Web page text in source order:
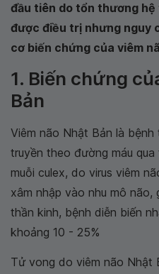
đầu tiên do tổn thương
được điều trị nhưng nguy
cơ biến chứng của viêm
1. Biến chứng
Bản
Viêm não Nhật Bản là
truyền theo đường máu
muỗi culex, do virus viêm
xâm nhập vào nhu mô
thần kinh, bệnh diễn biến
khoảng 10 - 25%
Tử vong do viêm não Nhật